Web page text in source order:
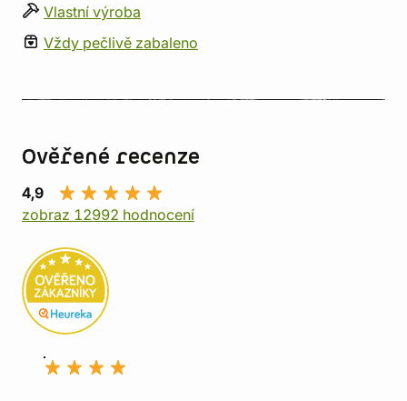
Vlastní výroba
Vždy pečlivě zabaleno
Ověřené recenze
4,9
zobraz 12992 hodnocení